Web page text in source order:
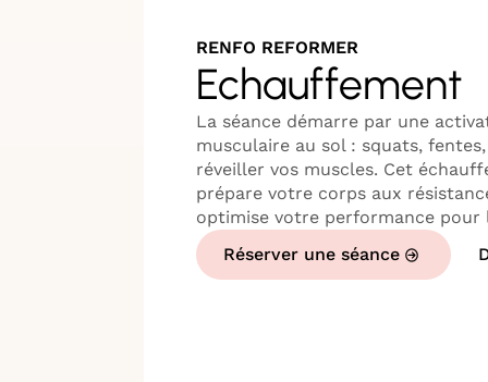
RENFO REFORMER
Echauffement
La séance démarre par une
musculaire au sol : squats,
réveiller vos muscles. Cet
prépare votre corps aux
optimise votre performance pour
Réserver une séance